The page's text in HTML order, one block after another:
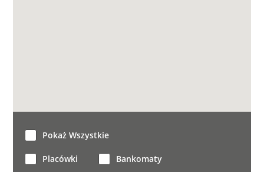
Pokaż Wszystkie
Placówki Bankomaty